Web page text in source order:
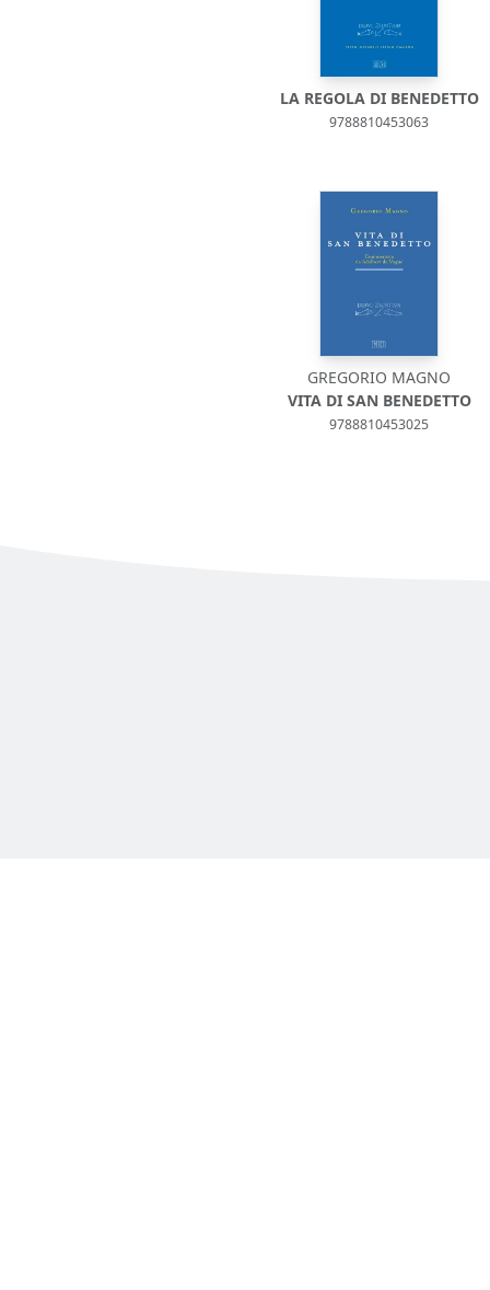
LA REGOLA DI BENEDETTO
9788810453063
GREGORIO MAGNO
VITA DI SAN BENEDETTO
9788810453025